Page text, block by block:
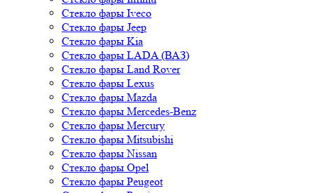
Стекло фары Iveco
Стекло фары Jeep
Стекло фары Kia
Стекло фары LADA (ВАЗ)
Стекло фары Land Rover
Стекло фары Lexus
Стекло фары Mazda
Стекло фары Mercedes-Benz
Стекло фары Mercury
Стекло фары Mitsubishi
Стекло фары Nissan
Стекло фары Opel
Стекло фары Peugeot